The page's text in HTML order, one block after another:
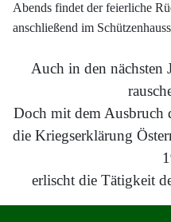
Abends findet der feierliche
anschließend im
Auch in den nächsten
Doch mit dem Ausbruch
die Kriegserklärung
erlischt die Tätigkeit